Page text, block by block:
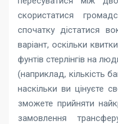
скористатися
спочатку дістатися
варіант, оскільки
фунтів стерлінгів на
(наприклад, кількість
наскільки ви цінуєте
зможете прийняти
замовлення